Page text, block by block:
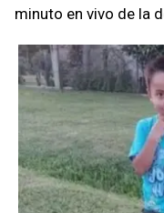
minuto en vivo de la